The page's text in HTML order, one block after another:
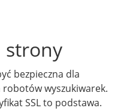
strony
bezpieczna dla
wyszukiwarek.
SSL to podstawa.